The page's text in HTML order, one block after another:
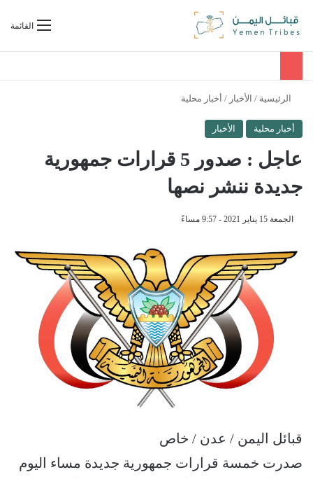
القائمةبحث عن
الرئيسية / الأخبار / أخبار محلية
أخبار محلية الأخبار
عاجل : صدور 5 قرارات جمهورية
جديدة ننشر نصها
الجمعة 15 يناير 2021 - 9:57 مساءً
قبائل اليمن / عدن / خاص
صدرت خمسة قرارات جمهورية جديدة مساء اليوم